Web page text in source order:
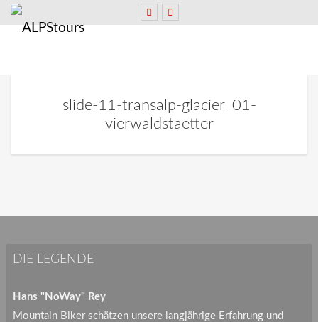
slide-11-transalp-glacier_01-
vierwaldstaetter
DIE LEGENDE
Hans "NoWay" Rey
Mountain Biker schätzen unsere langjährige Erfahrung und